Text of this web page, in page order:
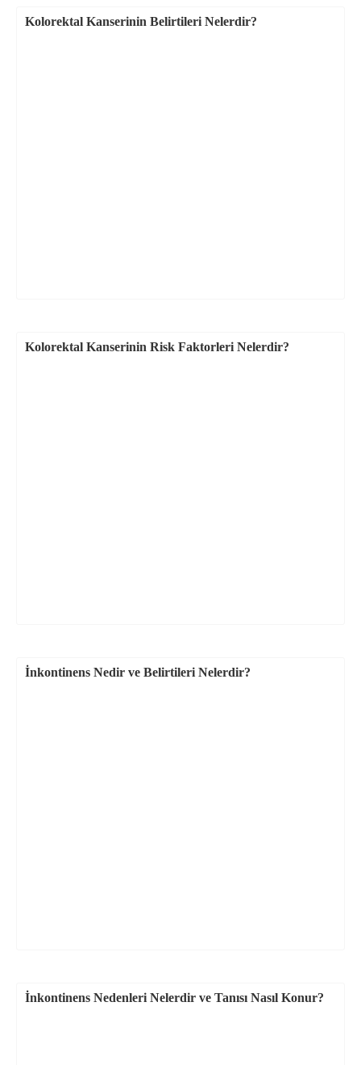
Kolorektal Kanserinin Belirtileri Nelerdir?
Kolorektal Kanserinin Risk Faktorleri Nelerdir?
İnkontinens Nedir ve Belirtileri Nelerdir?
İnkontinens Nedenleri Nelerdir ve Tanısı Nasıl Konur?